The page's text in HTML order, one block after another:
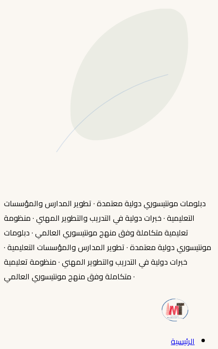
دبلومات مونتيسوري دولية معتمدة·تطوير المدارس والمؤسسات
التعليمية·خبرات دولية في التدريب والتطوير المهني·منظومة
تعليمية متكاملة وفق منهج مونتيسوري العالمي·دبلومات
مونتيسوري دولية معتمدة·تطوير المدارس والمؤسسات التعليمية·
خبرات دولية في التدريب والتطوير المهني·منظومة تعليمية
متكاملة وفق منهج مونتيسوري العالمي·
الرئيسية